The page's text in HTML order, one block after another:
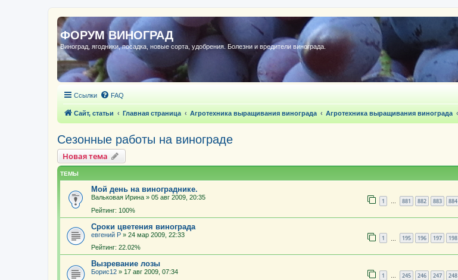
ФОРУМ ВИНОГРАД
Виноград, ягодники, посадка, новые сорта, удобрения. Болезни и вредители винограда.
Ссылки FAQ
Сайт, статьи Главная страница Агротехника выращивания винограда Агротехника выращивания винограда
Сезонные работы на винограде
Новая тема
ТЕМЫ
Мой день на винограднике.
Вальковая Ирина » 05 авг 2009, 20:35 1 … 881 882 883 884
Рейтинг: 100%
Сроки цветения винограда
евгений Р » 24 мар 2009, 22:33 1 195 196 197 198
Рейтинг: 22.02%
Вызревание лозы
Борис12 » 17 авг 2009, 07:34 1 … 245 246 247 248